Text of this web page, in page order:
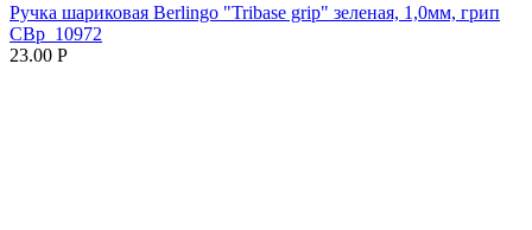
Ручка шариковая Berlingo "Tribase grip" зеленая, 1,0мм, грип
CBp_10972
23.00 Р